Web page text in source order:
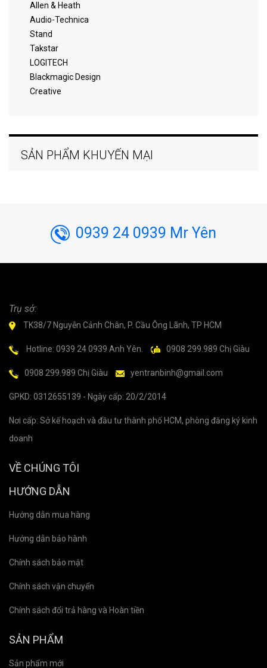
Allen & Heath
Audio-Technica
Stand
Takstar
LOGITECH
Blackmagic Design
Creative
SẢN PHẨM KHUYẾN MẠI
0939 24 0939 Mr Yên
Trụ sở:
TK38/7 Nguyễn Cảnh Chân, P. Cầu Ông Lãnh, TP HCM
Hotline: 0939 24 0939 Anh Yên. 0908 299.989 Chị Giàu
0908 299.989 Chị Giàu yentranbinh@gmail.com
GPKD: 0312655139 - Ngày cấp: 20/2/2014
Nơi cấp: Sở kế hoạch và đầu tư thành phố HCM, phòng đăng ký kinh
doanh
VỀ CHÚNG TÔI
HƯỚNG DẪN
Hướng dẫn mua hàng
Hướng dẫn bảo hành
Chính sách bảo mật
Chính sách vận chuyển
Chính sách đổi trả hàng và Hoàn tiền
SẢN PHẨM
Sản phẩm mới